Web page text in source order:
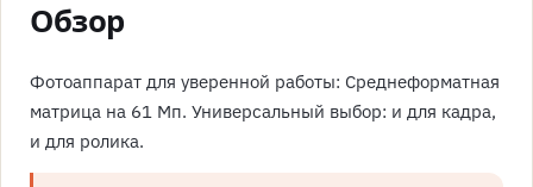
Обзор
Фотоаппарат для уверенной работы: Среднеформатная
матрица на 61 Мп. Универсальный выбор: и для кадра,
и для ролика.